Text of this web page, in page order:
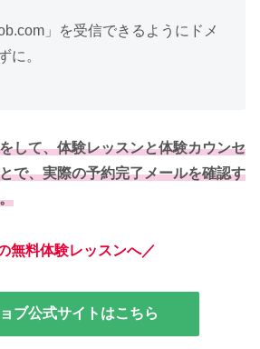
」を受信できるようにドメ
に。
して、体験レッスンと体験カウンセ
で、実際の予約完了メールを確認す
無料体験レッスンへ／
ブ公式サイトはこちら